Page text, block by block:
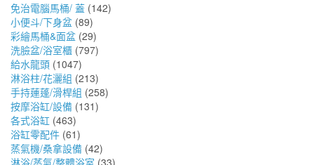
免治電腦馬桶/ 蓋 (142)
小便斗/下身盆 (89)
彩繪馬桶&面盆 (29)
洗臉盆/浴室櫃 (797)
給水龍頭 (1047)
淋浴柱/花灑組 (213)
手持蓮蓬/滑桿組 (258)
按摩浴缸/設備 (131)
各式浴缸 (463)
浴缸零配件 (61)
蒸氣機/桑拿設備 (42)